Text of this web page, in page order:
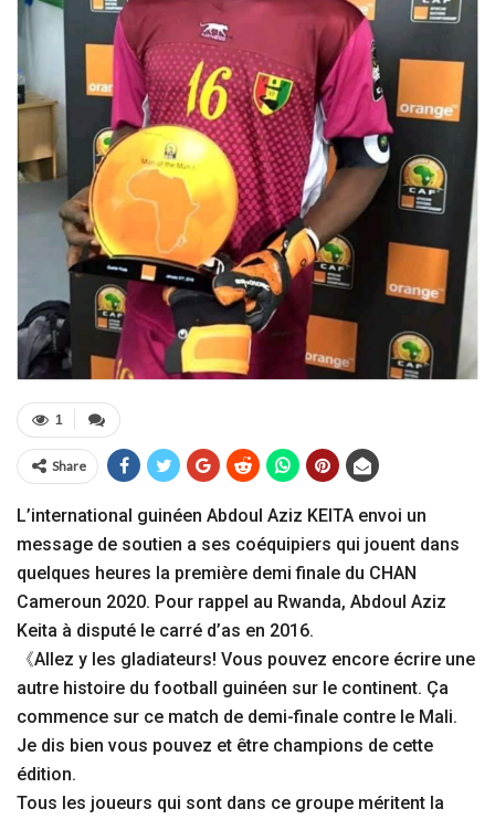
1
Share
L’international guinéen Abdoul Aziz KEITA envoi un
message de soutien a ses coéquipiers qui jouent dans
quelques heures la première demi finale du CHAN
Cameroun 2020. Pour rappel au Rwanda, Abdoul Aziz
Keita à disputé le carré d’as en 2016.
《Allez y les gladiateurs! Vous pouvez encore écrire une
autre histoire du football guinéen sur le continent. Ça
commence sur ce match de demi-finale contre le Mali.
Je dis bien vous pouvez et être champions de cette
édition.
Tous les joueurs qui sont dans ce groupe méritent la